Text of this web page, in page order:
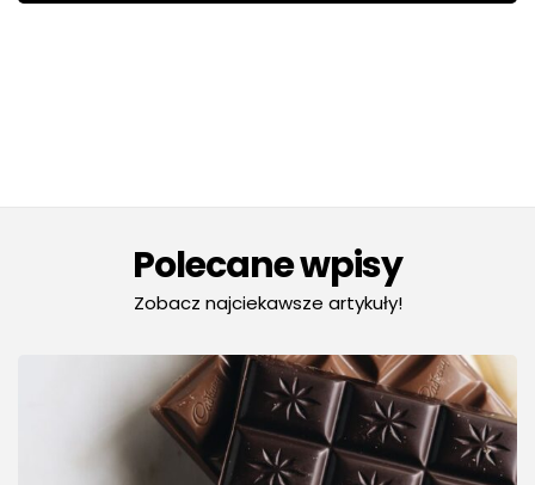
Polecane wpisy
Zobacz najciekawsze artykuły!